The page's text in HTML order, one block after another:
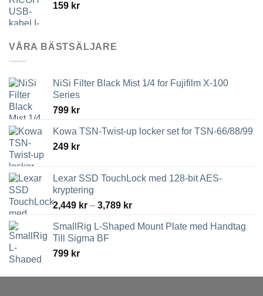
159 kr
VÅRA BÄSTSÄLJARE
NiSi Filter Black Mist 1/4 for Fujifilm X-100
Series
799 kr
Kowa TSN-Twist-up locker set for TSN-66/88/99
249 kr
Lexar SSD TouchLock med 128-bit AES-
kryptering
2,449 kr – 3,789 krPrisintervall:
till
SmallRig L-Shaped Mount Plate med Handtag
Till Sigma BF
799 kr